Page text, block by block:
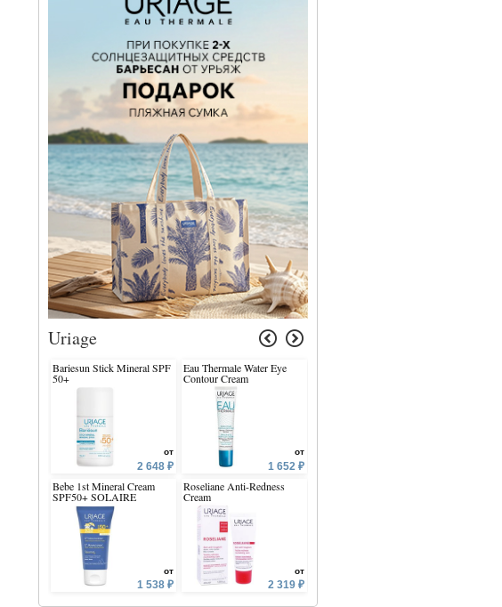
Uriage
Bariesun Stick Mineral SPF
50+
от
2 648 ₽
Bebe 1st Mineral Cream
SPF50+ SOLAIRE
от
1 538 ₽
Eau Thermale Water Eye
Contour Cream
от
1 652 ₽
Roseliane Anti-Redness
Cream
от
2 319 ₽